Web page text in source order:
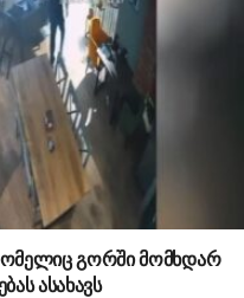
გორში მომხდარ
ასახავს